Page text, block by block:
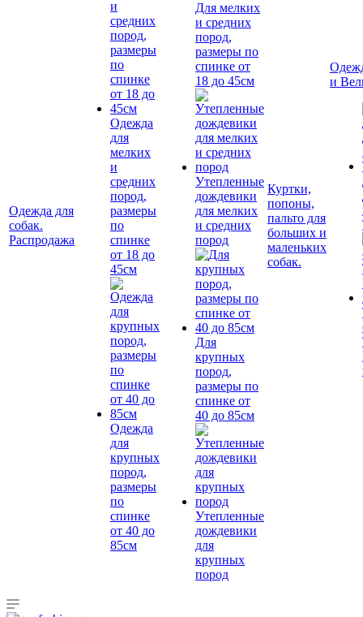
Одежда для
собак.
Распродажа
Одежда
для
мелких
и
средних
пород,
размеры
по
спинке
от 18 до
45см
Одежда
для
крупных
пород,
размеры
по
спинке
от 40 до
85см
Для мелких
и средних
пород,
размеры по
спинке от
18 до 45см
Утепленные
дождевики
для мелких
и средних
пород
Для
крупных
пород,
размеры по
спинке от
40 до 85см
Утепленные
дождевики
для
крупных
пород
Куртки,
попоны,
пальто для
больших и
маленьких
собак.
и